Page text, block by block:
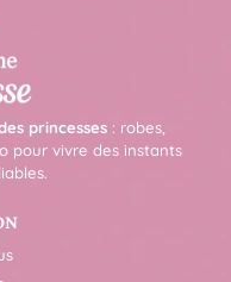
princesses: robes,
pour vivre des instants